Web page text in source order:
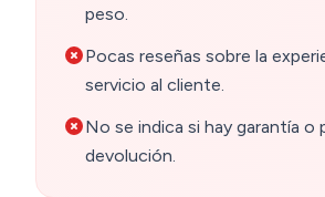
peso.
Pocas reseñas sobre la
servicio al cliente.
No se indica si hay garantía o
devolución.